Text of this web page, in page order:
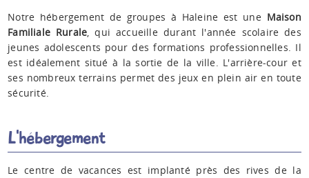
Notre hébergement de groupes à Haleine est une Maison
Familiale Rurale, qui accueille durant l'année scolaire des
jeunes adolescents pour des formations professionnelles. Il
est idéalement situé à la sortie de la ville. L'arrière-cour et
ses nombreux terrains permet des jeux en plein air en toute
sécurité.
L'hébergement
Le centre de vacances est implanté près des rives de la